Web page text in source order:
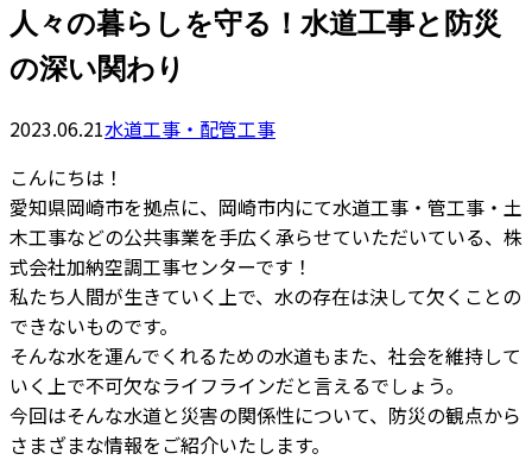
人々の暮らしを守る！水道工事と防災
の深い関わり
2023.06.21水道工事・配管工事
こんにちは！
愛知県岡崎市を拠点に、岡崎市内にて水道工事・管工事・土
木工事などの公共事業を手広く承らせていただいている、株
式会社加納空調工事センターです！
私たち人間が生きていく上で、水の存在は決して欠くことの
できないものです。
そんな水を運んでくれるための水道もまた、社会を維持して
いく上で不可欠なライフラインだと言えるでしょう。
今回はそんな水道と災害の関係性について、防災の観点から
さまざまな情報をご紹介いたします。